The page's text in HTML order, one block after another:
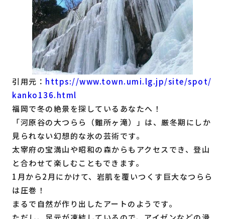
引用元： https://www.town.umi.lg.jp/site/spot/
kanko136.html
福岡で冬の絶景を探しているあなたへ！
「河原谷の大つらら（難所ヶ滝）」は、厳冬期にしか
見られない幻想的な氷の芸術です。
太宰府の宝満山や昭和の森からもアクセスでき、登山
と合わせて楽しむこともできます。
1月から2月にかけて、岩肌を覆いつくす巨大なつらら
は圧巻！
まるで自然が作り出したアートのようです。